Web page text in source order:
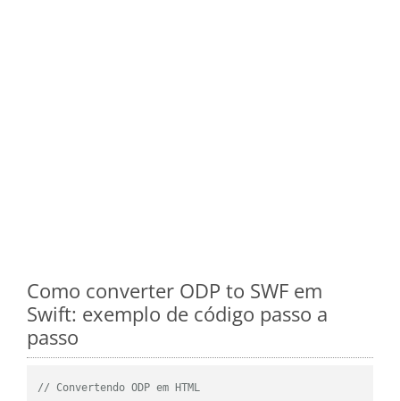
Como converter ODP to SWF em
Swift: exemplo de código passo a
passo
// Convertendo ODP em HTML